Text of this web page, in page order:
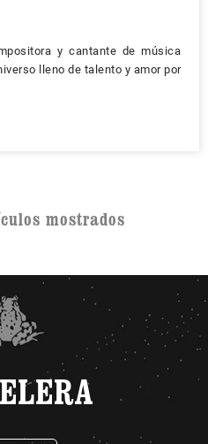
y cantante de música
lleno de talento y amor por
mostrados